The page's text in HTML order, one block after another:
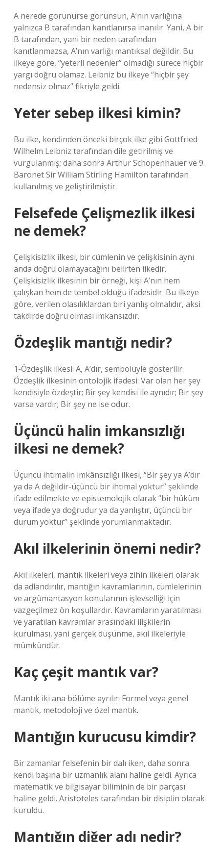
A nerede görünürse görünsün, A’nın varlığına
yalnızca B tarafından kanıtlanırsa inanılır. Yani, A bir
B tarafından, yani bir neden tarafından
kanıtlanmazsa, A’nın varlığı mantıksal değildir. Bu
ilkeye göre, “yeterli nedenler” olmadığı sürece hiçbir
yargı doğru olamaz. Leibniz bu ilkeye “hiçbir şey
nedensiz olmaz” fikriyle geldi.
Yeter sebep ilkesi kimin?
Bu ilke, kendinden önceki birçok ilke gibi Gottfried
Wilhelm Leibniz tarafından dile getirilmiş ve
vurgulanmış; daha sonra Arthur Schopenhauer ve 9.
Baronet Sir William Stirling Hamilton tarafından
kullanılmış ve geliştirilmiştir.
Felsefede Çelişmezlik ilkesi
ne demek?
Çelişkisizlik ilkesi, bir cümlenin ve çelişkisinin aynı
anda doğru olamayacağını belirten ilkedir.
Çelişkisizlik ilkesinin bir örneği, kişi A’nın hem
çalışkan hem de tembel olduğu ifadesidir. Bu ilkeye
göre, verilen olasılıklardan biri yanlış olmalıdır, aksi
takdirde doğru olması imkansızdır.
Özdeşlik mantığı nedir?
1-Özdeşlik ilkesi: A, A’dır, sembolüyle gösterilir.
Özdeşlik ilkesinin ontolojik ifadesi: Var olan her şey
kendisiyle özdeştir; Bir şey kendisi ile aynıdır; Bir şey
varsa vardır; Bir şey ne ise odur.
Üçüncü halin imkansızlığı
ilkesi ne demek?
Üçüncü ihtimalin imkânsızlığı ilkesi, “Bir şey ya A’dır
ya da A değildir-üçüncü bir ihtimal yoktur” şeklinde
ifade edilmekte ve epistemolojik olarak “bir hüküm
veya ifade ya doğrudur ya da yanlıştır, üçüncü bir
durum yoktur” şeklinde yorumlanmaktadır.
Akıl ilkelerinin önemi nedir?
Akıl ilkeleri, mantık ilkeleri veya zihin ilkeleri olarak
da adlandırılır, mantığın kavramlarının, cümlelerinin
ve argümantasyon konularının işlevselliği için
vazgeçilmez ön koşullardır. Kavramların yaratılması
ve yaratılan kavramlar arasındaki ilişkilerin
kurulması, yani gerçek düşünme, akıl ilkeleriyle
mümkündür.
Kaç çeşit mantık var?
Mantık iki ana bölüme ayrılır: Formel veya genel
mantık, metodoloji ve özel mantık.
Mantığın kurucusu kimdir?
Bir zamanlar felsefenin bir dalı iken, daha sonra
kendi başına bir uzmanlık alanı haline geldi. Ayrıca
matematik ve bilgisayar biliminin de bir parçası
haline geldi. Aristoteles tarafından bir disiplin olarak
kuruldu.
Mantığın diğer adı nedir?